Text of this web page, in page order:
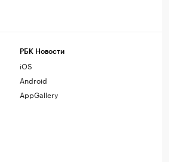
РБК Новости
iOS
Android
AppGallery